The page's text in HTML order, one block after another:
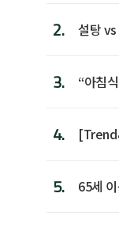
2. 설탕
3.
“아침
4.
5. 65세